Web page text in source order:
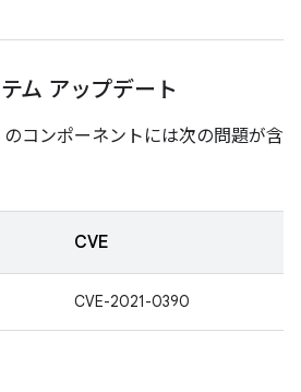
ム アップデート
のコンポーネントには次の問題が含
CVE
CVE-2021-0390